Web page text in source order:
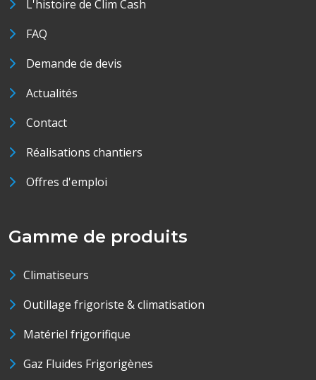
L'histoire de Clim Cash
FAQ
Demande de devis
Actualités
Contact
Réalisations chantiers
Offres d'emploi
Gamme de produits
Climatiseurs
Outillage frigoriste & climatisation
Matériel frigorifique
Gaz Fluides Frigorigènes